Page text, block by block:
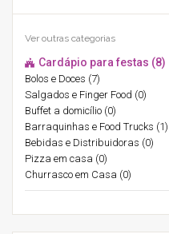
Ver outras categorias
Cardápio para festas (8)
Bolos e Doces (7)
Salgados e Finger Food (0)
Buffet a domicílio (0)
Barraquinhas e Food Trucks (1)
Bebidas e Distribuidoras (0)
Pizza em casa (0)
Churrasco em Casa (0)